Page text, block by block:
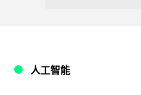
人工智能